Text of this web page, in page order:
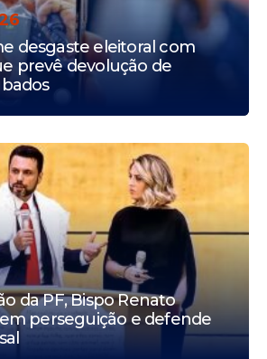
desgaste eleitoral com
prevê devolução de
da PF, Bispo Renato
perseguição e defende